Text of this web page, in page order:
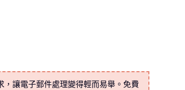
，讓電子郵件處理變得輕而易舉。免費